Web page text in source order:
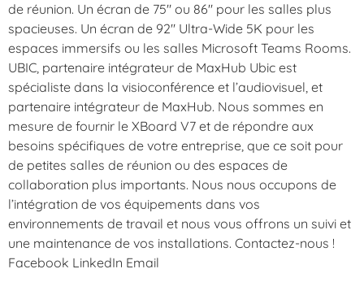
de réunion. Un écran de 75″ ou 86″ pour les salles plus
spacieuses. Un écran de 92″ Ultra-Wide 5K pour les
espaces immersifs ou les salles Microsoft Teams Rooms.
UBIC, partenaire intégrateur de MaxHub Ubic est
spécialiste dans la visioconférence et l’audiovisuel, et
partenaire intégrateur de MaxHub. Nous sommes en
mesure de fournir le XBoard V7 et de répondre aux
besoins spécifiques de votre entreprise, que ce soit pour
de petites salles de réunion ou des espaces de
collaboration plus importants. Nous nous occupons de
l’intégration de vos équipements dans vos
environnements de travail et nous vous offrons un suivi et
une maintenance de vos installations. Contactez-nous !
Facebook LinkedIn Email